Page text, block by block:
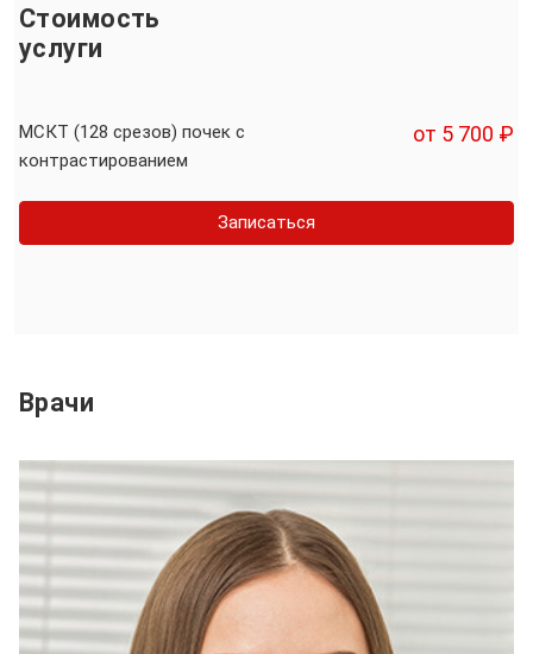
Стоимость
услуги
МСКТ (128 срезов) почек с
контрастированием
от 5 700 ₽
Записаться
Врачи